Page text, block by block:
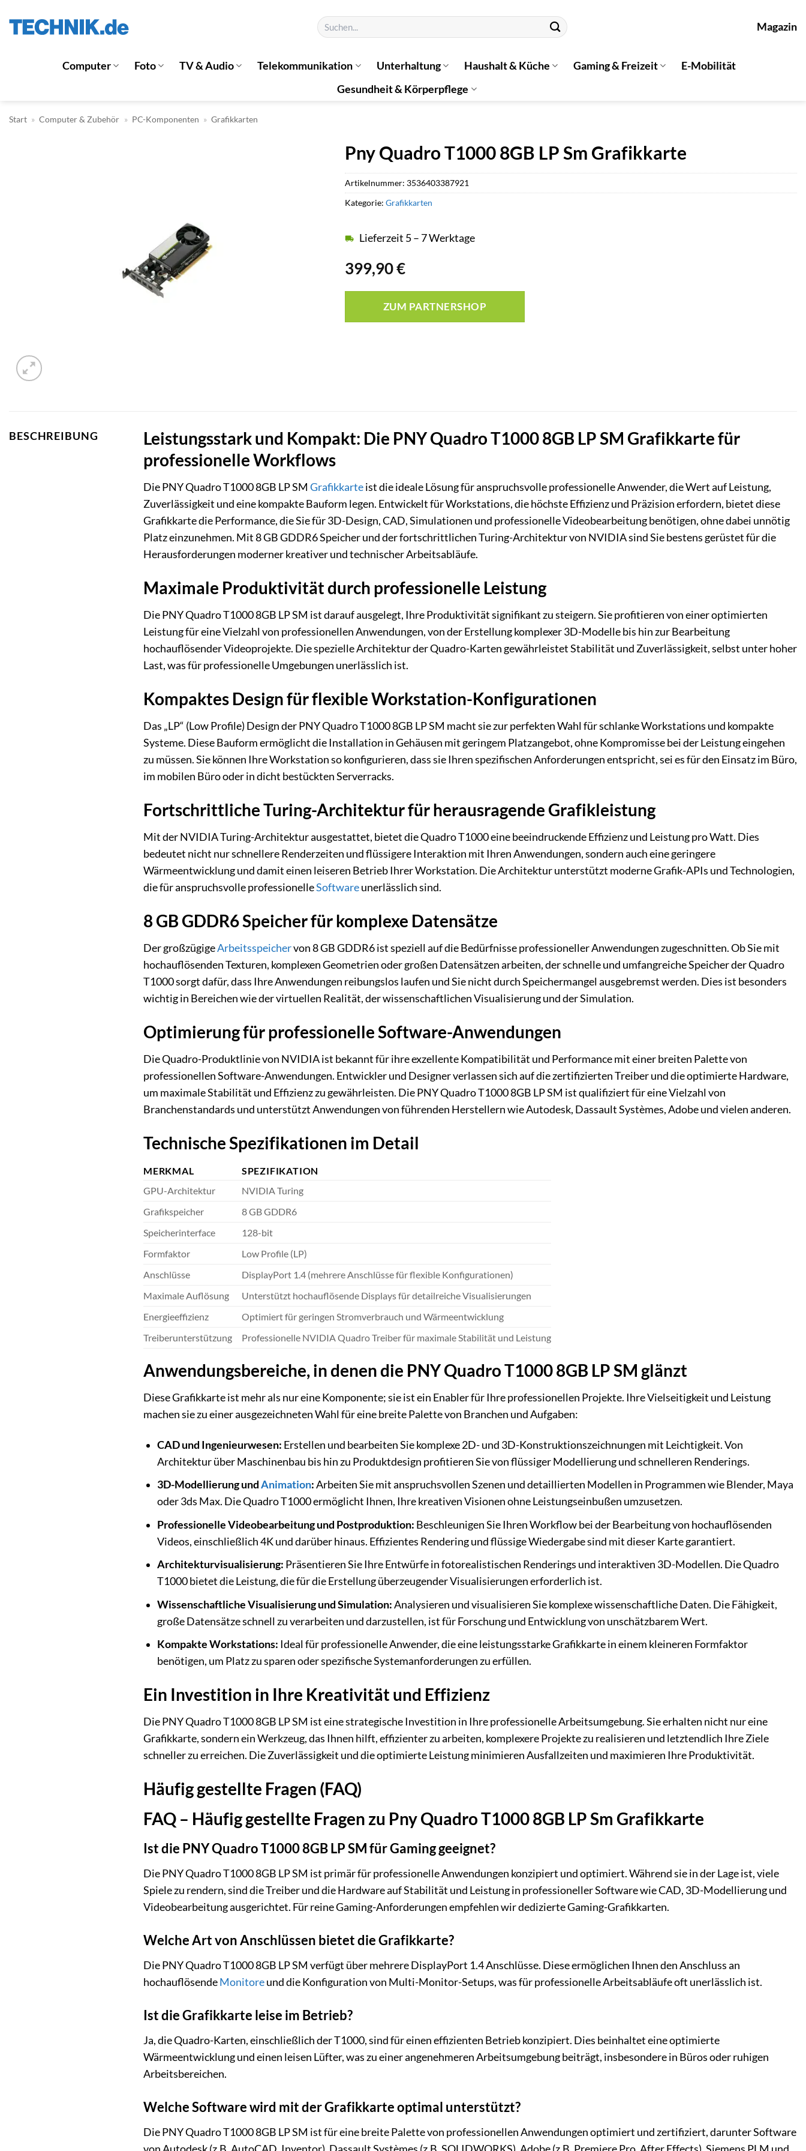
Inhalt
Suchen
nach:
Magazin
Computer Foto TV & Audio Telekommunikation Unterhaltung Haushalt & Küche Gaming & Freizeit
E-Mobilität
Gesundheit & Körperpflege
Start » Computer & Zubehör » PC-Komponenten » Grafikkarten
Pny Quadro T1000 8GB LP Sm Grafikkarte
399,90€
Lieferzeit 5 – 7 Werktage
ZUM PARTNERSHOP
Artikelnummer: 3536403387921
Kategorie: Grafikkarten
BESCHREIBUNG
Leistungsstark und Kompakt: Die PNY Quadro T1000 8GB LP SM Grafikkarte für
professionelle Workflows
Die PNY Quadro T1000 8GB LP SM Grafikkarteist die ideale Lösung für anspruchsvolle professionelle Anwender, die Wert auf Leistung,
Zuverlässigkeit und eine kompakte Bauform legen. Entwickelt für Workstations, die höchste Effizienz und Präzision erfordern, bietet diese
Grafikkarte die Performance, die Sie für 3D-Design, CAD, Simulationen und professionelle Videobearbeitung benötigen, ohne dabei unnötig
Platz einzunehmen. Mit 8 GB GDDR6 Speicher und der fortschrittlichen Turing-Architektur von NVIDIA sind Sie bestens gerüstet für die
Herausforderungen moderner kreativer und technischer Arbeitsabläufe.
Maximale Produktivität durch professionelle Leistung
Die PNY Quadro T1000 8GB LP SM ist darauf ausgelegt, Ihre Produktivität signifikant zu steigern. Sie profitieren von einer optimierten
Leistung für eine Vielzahl von professionellen Anwendungen, von der Erstellung komplexer 3D-Modelle bis hin zur Bearbeitung
hochauflösender Videoprojekte. Die spezielle Architektur der Quadro-Karten gewährleistet Stabilität und Zuverlässigkeit, selbst unter hoher
Last, was für professionelle Umgebungen unerlässlich ist.
Kompaktes Design für flexible Workstation-Konfigurationen
Das „LP“ (Low Profile) Design der PNY Quadro T1000 8GB LP SM macht sie zur perfekten Wahl für schlanke Workstations und kompakte
Systeme. Diese Bauform ermöglicht die Installation in Gehäusen mit geringem Platzangebot, ohne Kompromisse bei der Leistung eingehen
zu müssen. Sie können Ihre Workstation so konfigurieren, dass sie Ihren spezifischen Anforderungen entspricht, sei es für den Einsatz im Büro,
im mobilen Büro oder in dicht bestückten Serverracks.
Fortschrittliche Turing-Architektur für herausragende Grafikleistung
Mit der NVIDIA Turing-Architektur ausgestattet, bietet die Quadro T1000 eine beeindruckende Effizienz und Leistung pro Watt. Dies
bedeutet nicht nur schnellere Renderzeiten und flüssigere Interaktion mit Ihren Anwendungen, sondern auch eine geringere
Wärmeentwicklung und damit einen leiseren Betrieb Ihrer Workstation. Die Architektur unterstützt moderne Grafik-APIs und Technologien,
die für anspruchsvolle professionelleSoftwareunerlässlich sind.
8 GB GDDR6 Speicher für komplexe Datensätze
Der großzügigeArbeitsspeichervon 8 GB GDDR6 ist speziell auf die Bedürfnisse professioneller Anwendungen zugeschnitten. Ob Sie mit
hochauflösenden Texturen, komplexen Geometrien oder großen Datensätzen arbeiten, der schnelle und umfangreiche Speicher der Quadro
T1000 sorgt dafür, dass Ihre Anwendungen reibungslos laufen und Sie nicht durch Speichermangel ausgebremst werden. Dies ist besonders
wichtig in Bereichen wie der virtuellen Realität, der wissenschaftlichen Visualisierung und der Simulation.
Optimierung für professionelle Software-Anwendungen
Die Quadro-Produktlinie von NVIDIA ist bekannt für ihre exzellente Kompatibilität und Performance mit einer breiten Palette von
professionellen Software-Anwendungen. Entwickler und Designer verlassen sich auf die zertifizierten Treiber und die optimierte Hardware,
um maximale Stabilität und Effizienz zu gewährleisten. Die PNY Quadro T1000 8GB LP SM ist qualifiziert für eine Vielzahl von
Branchenstandards und unterstützt Anwendungen von führenden Herstellern wie Autodesk, Dassault Systèmes, Adobe und vielen anderen.
Technische Spezifikationen im Detail
MERKMAL
SPEZIFIKATION
GPU-Architektur
NVIDIA Turing
Grafikspeicher
8 GB GDDR6
Speicherinterface
128-bit
Formfaktor
Low Profile (LP)
Anschlüsse
DisplayPort 1.4 (mehrere Anschlüsse für flexible Konfigurationen)
Maximale Auflösung
Unterstützt hochauflösende Displays für detailreiche Visualisierungen
Energieeffizienz
Optimiert für geringen Stromverbrauch und Wärmeentwicklung
Treiberunterstützung
Professionelle NVIDIA Quadro Treiber für maximale Stabilität und Leistung
Anwendungsbereiche, in denen die PNY Quadro T1000 8GB LP SM glänzt
Diese Grafikkarte ist mehr als nur eine Komponente; sie ist ein Enabler für Ihre professionellen Projekte. Ihre Vielseitigkeit und Leistung
machen sie zu einer ausgezeichneten Wahl für eine breite Palette von Branchen und Aufgaben:
CAD und Ingenieurwesen: Erstellen und bearbeiten Sie komplexe 2D- und 3D-Konstruktionszeichnungen mit Leichtigkeit. Von
Architektur über Maschinenbau bis hin zu Produktdesign profitieren Sie von flüssiger Modellierung und schnelleren Renderings.
3D-Modellierung undAnimation:Arbeiten Sie mit anspruchsvollen Szenen und detaillierten Modellen in Programmen wie Blender, Maya
oder 3ds Max. Die Quadro T1000 ermöglicht Ihnen, Ihre kreativen Visionen ohne Leistungseinbußen umzusetzen.
Professionelle Videobearbeitung und Postproduktion: Beschleunigen Sie Ihren Workflow bei der Bearbeitung von hochauflösenden
Videos, einschließlich 4K und darüber hinaus. Effizientes Rendering und flüssige Wiedergabe sind mit dieser Karte garantiert.
Architekturvisualisierung: Präsentieren Sie Ihre Entwürfe in fotorealistischen Renderings und interaktiven 3D-Modellen. Die Quadro
T1000 bietet die Leistung, die für die Erstellung überzeugender Visualisierungen erforderlich ist.
Wissenschaftliche Visualisierung und Simulation:Analysieren und visualisieren Sie komplexe wissenschaftliche Daten. Die Fähigkeit,
große Datensätze schnell zu verarbeiten und darzustellen, ist für Forschung und Entwicklung von unschätzbarem Wert.
Kompakte Workstations: Ideal für professionelle Anwender, die eine leistungsstarke Grafikkarte in einem kleineren Formfaktor
benötigen, um Platz zu sparen oder spezifische Systemanforderungen zu erfüllen.
Ein Investition in Ihre Kreativität und Effizienz
Die PNY Quadro T1000 8GB LP SM ist eine strategische Investition in Ihre professionelle Arbeitsumgebung. Sie erhalten nicht nur eine
Grafikkarte, sondern ein Werkzeug, das Ihnen hilft, effizienter zu arbeiten, komplexere Projekte zu realisieren und letztendlich Ihre Ziele
schneller zu erreichen. Die Zuverlässigkeit und die optimierte Leistung minimieren Ausfallzeiten und maximieren Ihre Produktivität.
Häufig gestellte Fragen (FAQ)
FAQ – Häufig gestellte Fragen zu Pny Quadro T1000 8GB LP Sm Grafikkarte
Ist die PNY Quadro T1000 8GB LP SM für Gaming geeignet?
Die PNY Quadro T1000 8GB LP SM ist primär für professionelle Anwendungen konzipiert und optimiert. Während sie in der Lage ist, viele
Spiele zu rendern, sind die Treiber und die Hardware auf Stabilität und Leistung in professioneller Software wie CAD, 3D-Modellierung und
Videobearbeitung ausgerichtet. Für reine Gaming-Anforderungen empfehlen wir dedizierte Gaming-Grafikkarten.
Welche Art von Anschlüssen bietet die Grafikkarte?
Die PNY Quadro T1000 8GB LP SM verfügt über mehrere DisplayPort 1.4 Anschlüsse. Diese ermöglichen Ihnen den Anschluss an
hochauflösendeMonitoreund die Konfiguration von Multi-Monitor-Setups, was für professionelle Arbeitsabläufe oft unerlässlich ist.
Ist die Grafikkarte leise im Betrieb?
Ja, die Quadro-Karten, einschließlich der T1000, sind für einen effizienten Betrieb konzipiert. Dies beinhaltet eine optimierte
Wärmeentwicklung und einen leisen Lüfter, was zu einer angenehmeren Arbeitsumgebung beiträgt, insbesondere in Büros oder ruhigen
Arbeitsbereichen.
Welche Software wird mit der Grafikkarte optimal unterstützt?
Die PNY Quadro T1000 8GB LP SM ist für eine breite Palette von professionellen Anwendungen optimiert und zertifiziert, darunter Software